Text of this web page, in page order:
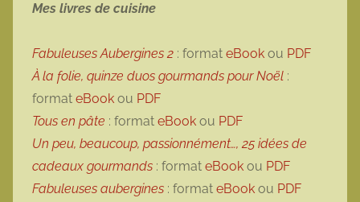
Mes livres de cuisine
Fabuleuses Aubergines 2 : format eBook ou PDF
À la folie, quinze duos gourmands pour Noël :
format eBook ou PDF
Tous en pâte : format eBook ou PDF
Un peu, beaucoup, passionnément…, 25 idées de
cadeaux gourmands : format eBook ou PDF
Fabuleuses aubergines : format eBook ou PDF